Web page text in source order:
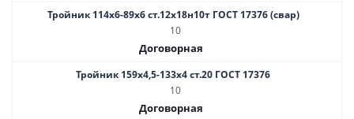
Тройник 114х6-89х6 ст.12х18н10т ГОСТ 17376 (свар)
10
Договорная
Тройник 159х4,5-133х4 ст.20 ГОСТ 17376
10
Договорная